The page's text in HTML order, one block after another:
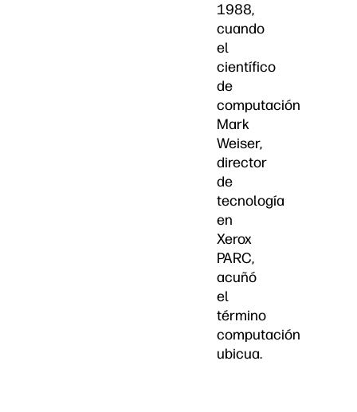
1988,
cuando
el
científico
de
computación
Mark
Weiser,
director
de
tecnología
en
Xerox
PARC,
acuñó
el
término
computación
ubicua.